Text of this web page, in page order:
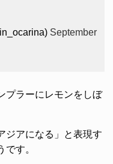
September
プラーにレモンをしぼ
ジアになる」と表現す
す。